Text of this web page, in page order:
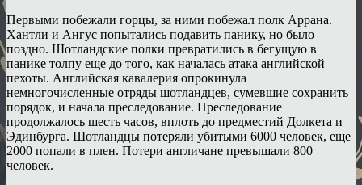
Первыми побежали горцы, за ними побежал полк Аррана.
Хантли и Ангус попытались подавить панику, но было
поздно. Шотландские полки превратились в бегущую в
панике толпу еще до того, как началась атака английской
пехоты. Английская кавалерия опрокинула
немногочисленные отряды шотландцев, сумевшие сохранить
порядок, и начала преследование. Преследование
продолжалось шесть часов, вплоть до предместий Долкета и
Эдинбурга. Шотландцы потеряли убитыми 6000 человек, еще
2000 попали в плен. Потери англичане превышали 800
человек.